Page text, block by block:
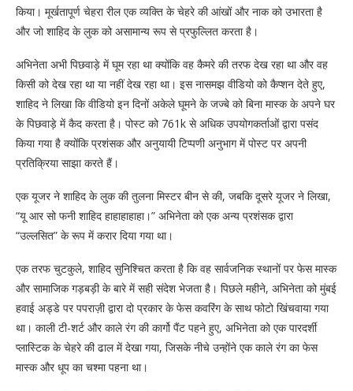
किया। मूर्खतापूर्ण चेहरा रील एक व्यक्ति के चेहरे की आंखों और नाक को उभारता है
और जो शाहिद के लुक को असामान्य रूप से प्रफुल्लित करता है।
अभिनेता अभी पिछवाड़े में घूम रहा था क्योंकि वह कैमरे की तरफ देख रहा था और वह
किसी को देख रहा था या नहीं देख रहा था। इस नासमझ वीडियो को कैप्शन देते हुए,
शाहिद ने लिखा कि वीडियो इन दिनों अकेले घूमने के जज्बे को बिना मास्क के अपने घर
के पिछवाड़े में कैद करता है। पोस्ट को 761k से अधिक उपयोगकर्ताओं द्वारा पसंद
किया गया है क्योंकि प्रशंसक और अनुयायी टिप्पणी अनुभाग में पोस्ट पर अपनी
प्रतिक्रिया साझा करते हैं।
एक यूजर ने शाहिद के लुक की तुलना मिस्टर बीन से की, जबकि दूसरे यूजर ने लिखा,
“यू आर सो फनी शाहिद हाहाहाहाहा।” अभिनेता को एक अन्य प्रशंसक द्वारा
“उल्लसित” के रूप में करार दिया गया था।
एक तरफ चुटकुले, शाहिद सुनिश्चित करता है कि वह सार्वजनिक स्थानों पर फेस मास्क
और सामाजिक गड़बड़ी के बारे में सही संदेश भेजता है। पिछले महीने, अभिनेता को मुंबई
हवाई अड्डे पर पपराज़ी द्वारा दो प्रकार के फेस कवरिंग के साथ फोटो खिंचवाया गया
था। काली टी-शर्ट और काले रंग की कार्गो पैंट पहने हुए, अभिनेता को एक पारदर्शी
प्लास्टिक के चेहरे की ढाल में देखा गया, जिसके नीचे उन्होंने एक काले रंग का फेस
मास्क और धूप का चश्मा पहना था।